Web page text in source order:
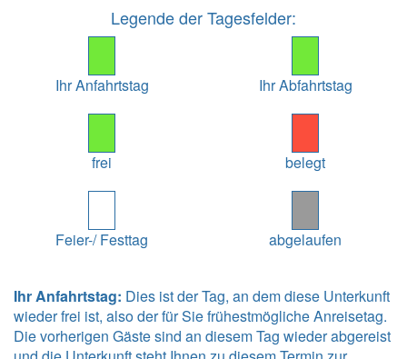
Legende der Tagesfelder:
Ihr Anfahrtstag Ihr Abfahrtstag
frei belegt
Feier-/ Festtag abgelaufen
Ihr Anfahrtstag: Dies ist der Tag, an dem diese Unterkunft
wieder frei ist, also der für Sie frühestmögliche Anreisetag.
Die vorherigen Gäste sind an diesem Tag wieder abgereist